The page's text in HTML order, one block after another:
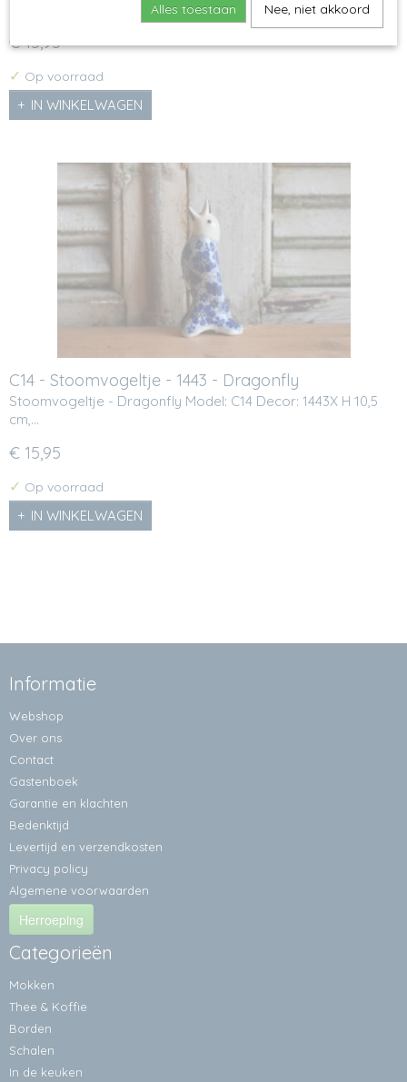
€ 15,95
✓ Op voorraad
IN WINKELWAGEN
C14 - Stoomvogeltje - 1443 - Dragonfly
Stoomvogeltje - Dragonfly Model: C14 Decor: 1443X H 10,5
cm,…
€ 15,95
✓ Op voorraad
IN WINKELWAGEN
Informatie
Webshop
Over ons
Contact
Gastenboek
Garantie en klachten
Bedenktijd
Levertijd en verzendkosten
Privacy policy
Algemene voorwaarden
Herroeping
Categorieën
Mokken
Thee & Koffie
Borden
Schalen
In de keuken
Alles toestaan Nee, niet akkoord